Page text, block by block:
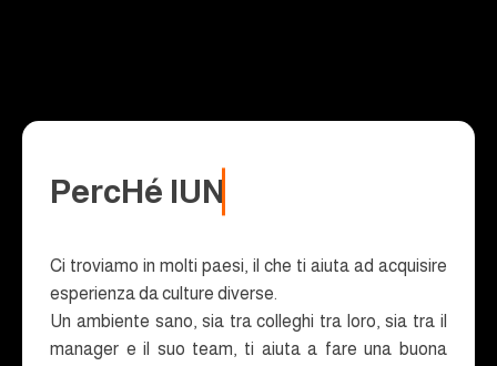
PercHé lUN
Ci troviamo in molti paesi, il che ti aiuta ad acquisire
esperienza da culture diverse.
Un ambiente sano, sia tra colleghi tra loro, sia tra il
manager e il suo team, ti aiuta a fare una buona